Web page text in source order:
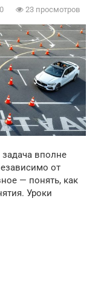
0 23 просмотров
вполне
от
— понять, как
Уроки